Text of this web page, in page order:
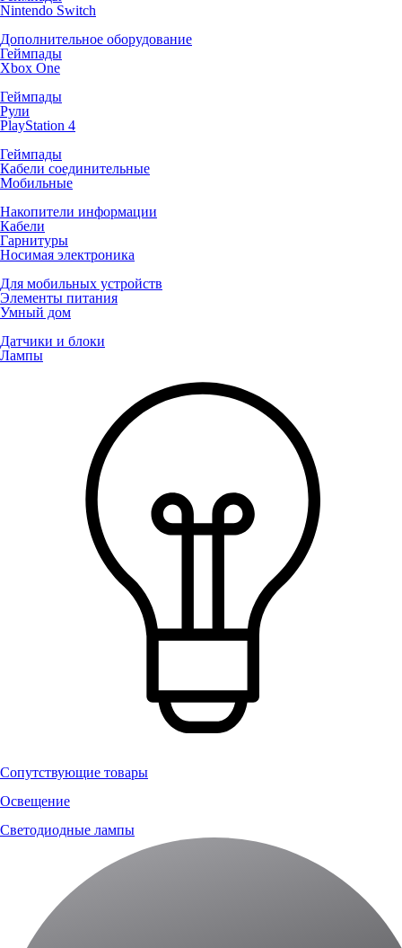
Nintendo Switch
Дополнительное оборудование
Геймпады
Xbox One
Геймпады
Рули
PlayStation 4
Геймпады
Кабели соединительные
Мобильные
Накопители информации
Кабели
Гарнитуры
Носимая электроника
Для мобильных устройств
Элементы питания
Умный дом
Датчики и блоки
Лампы
Сопутствующие товары
Освещение
Светодиодные лампы